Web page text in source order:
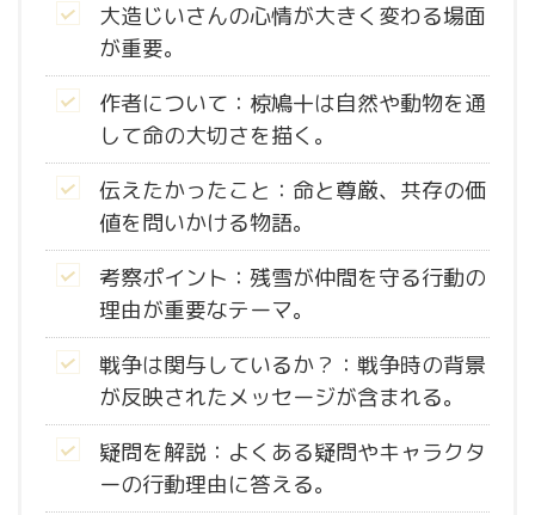
大造じいさんの心情が大きく変わる場面
が重要。
作者について：椋鳩十は自然や動物を通
して命の大切さを描く。
伝えたかったこと：命と尊厳、共存の価
値を問いかける物語。
考察ポイント：残雪が仲間を守る行動の
理由が重要なテーマ。
戦争は関与しているか？：戦争時の背景
が反映されたメッセージが含まれる。
疑問を解説：よくある疑問やキャラクタ
ーの行動理由に答える。